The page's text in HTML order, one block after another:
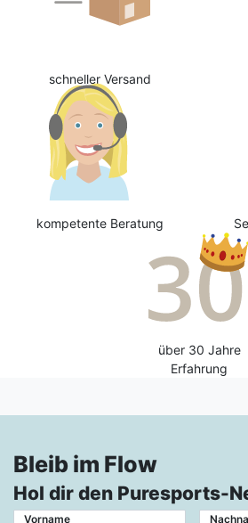
schneller Versand
kompetente Beratung
über 30 Jahre
Erfahrung
Bleib im Flow
Hol dir den Puresports-
Vorname